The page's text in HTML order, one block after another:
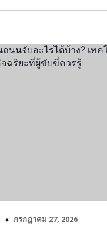
กรกฎาคม 27, 2026